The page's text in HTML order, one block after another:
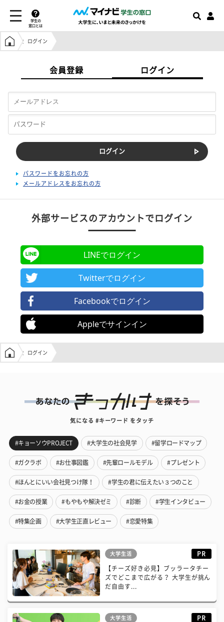
学生の
窓口とは
学生の窓口トップ
ログイン
会員登録 ログイン
パスワードをお忘れの方
メールアドレスをお忘れの方
外部サービスのアカウントでログイン
LINEでログイン
Twitterでログイン
Facebookでログイン
Appleでサインイン
学生の窓口トップ
ログイン
気になる #キーワード をタッチ
#キョーソウPROJECT #大学生の社会見学 #留学ロードマップ
#ガクラボ #お仕事図鑑 #先輩ロールモデル #プレゼント
#ほんとにいい会社見つけ隊！ #学生の君に伝えたい３つのこと
#お金の授業 #もやもや解決ゼミ #診断 #学生インタビュー
#特集企画 #大学生正直レビュー #恋愛特集
大学生活 PR
【チーズ好き必見】ブッラータチー
ズでどこまで広がる？ 大学生が挑ん
だ自由す...
大学生活 PR